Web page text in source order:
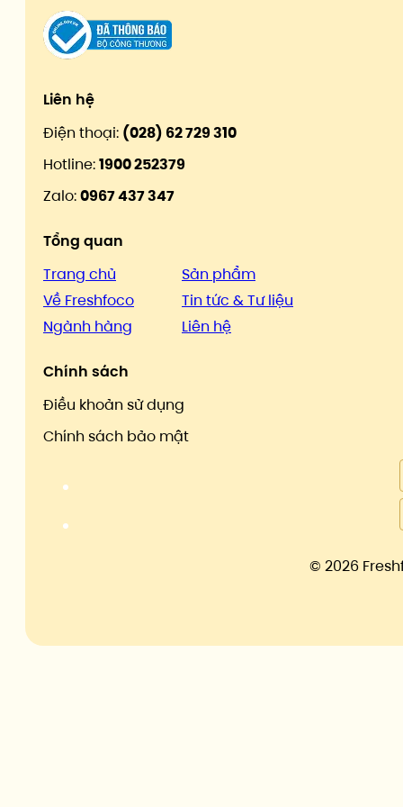
Liên hệ
Điện thoại: (028) 62 729 310
Hotline:1900 252379
Zalo:0967 437 347
Tổng quan
Trang chủ
Về Freshfoco
Ngành hàng
Sản phẩm
Tin tức & Tư liệu
Liên hệ
Chính sách
Điều khoản sử dụng
Chính sách bảo mật
© 2026